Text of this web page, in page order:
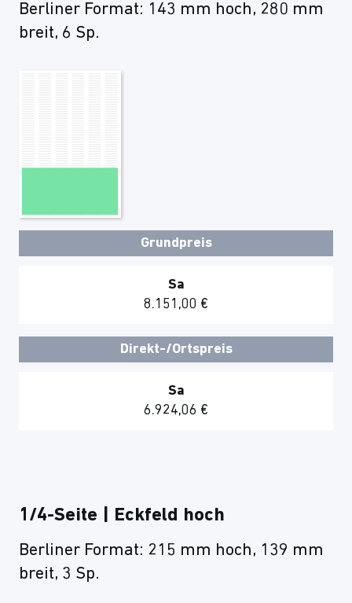
Berliner Format: 143 mm hoch, 280 mm
breit, 6 Sp.
Grundpreis
Sa
8.151,00 €
Direkt-/Ortspreis
Sa
6.924,06 €
1/4-Seite | Eckfeld hoch
Berliner Format: 215 mm hoch, 139 mm
breit, 3 Sp.